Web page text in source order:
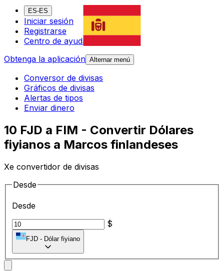
ES-ES
Iniciar sesión
Registrarse
Centro de ayuda
Obtenga la aplicación Alternar menú
Conversor de divisas
Gráficos de divisas
Alertas de tipos
Enviar dinero
10 FJD a FIM - Convertir Dólares
fiyianos a Marcos finlandeses
Xe convertidor de divisas
Desde
Desde
$
FJD - Dólar fiyiano